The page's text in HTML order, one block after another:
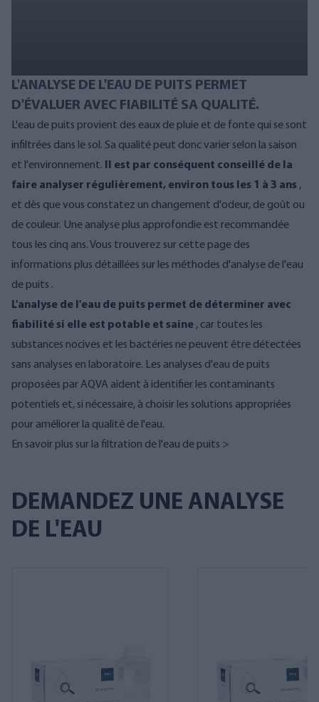
L'ANALYSE DE L'EAU DE PUITS PERMET
D'ÉVALUER AVEC FIABILITÉ SA QUALITÉ.
L'eau de puits provient des eaux de pluie et de fonte qui se sont
infiltrées dans le sol. Sa qualité peut donc varier selon la saison
et l'environnement.
Il est par conséquent conseillé de la
faire analyser régulièrement, environ tous les 1 à 3 ans ,
et dès que vous constatez un changement d'odeur, de goût ou
de couleur. Une analyse plus approfondie est recommandée
tous les cinq ans. Vous trouverez sur cette page des
informations plus détaillées sur les méthodes d'analyse de l'eau
de puits .
L'analyse de l'eau de puits permet de déterminer avec
fiabilité si elle est potable et saine , car toutes les
substances nocives et les bactéries ne peuvent être détectées
sans analyses en laboratoire. Les analyses d'eau de puits
proposées par AQVA aident à identifier les contaminants
potentiels et, si nécessaire, à choisir les solutions appropriées
pour améliorer la qualité de l'eau.
En savoir plus sur la filtration de l'eau de puits >
DEMANDEZ UNE ANALYSE
DE L'EAU